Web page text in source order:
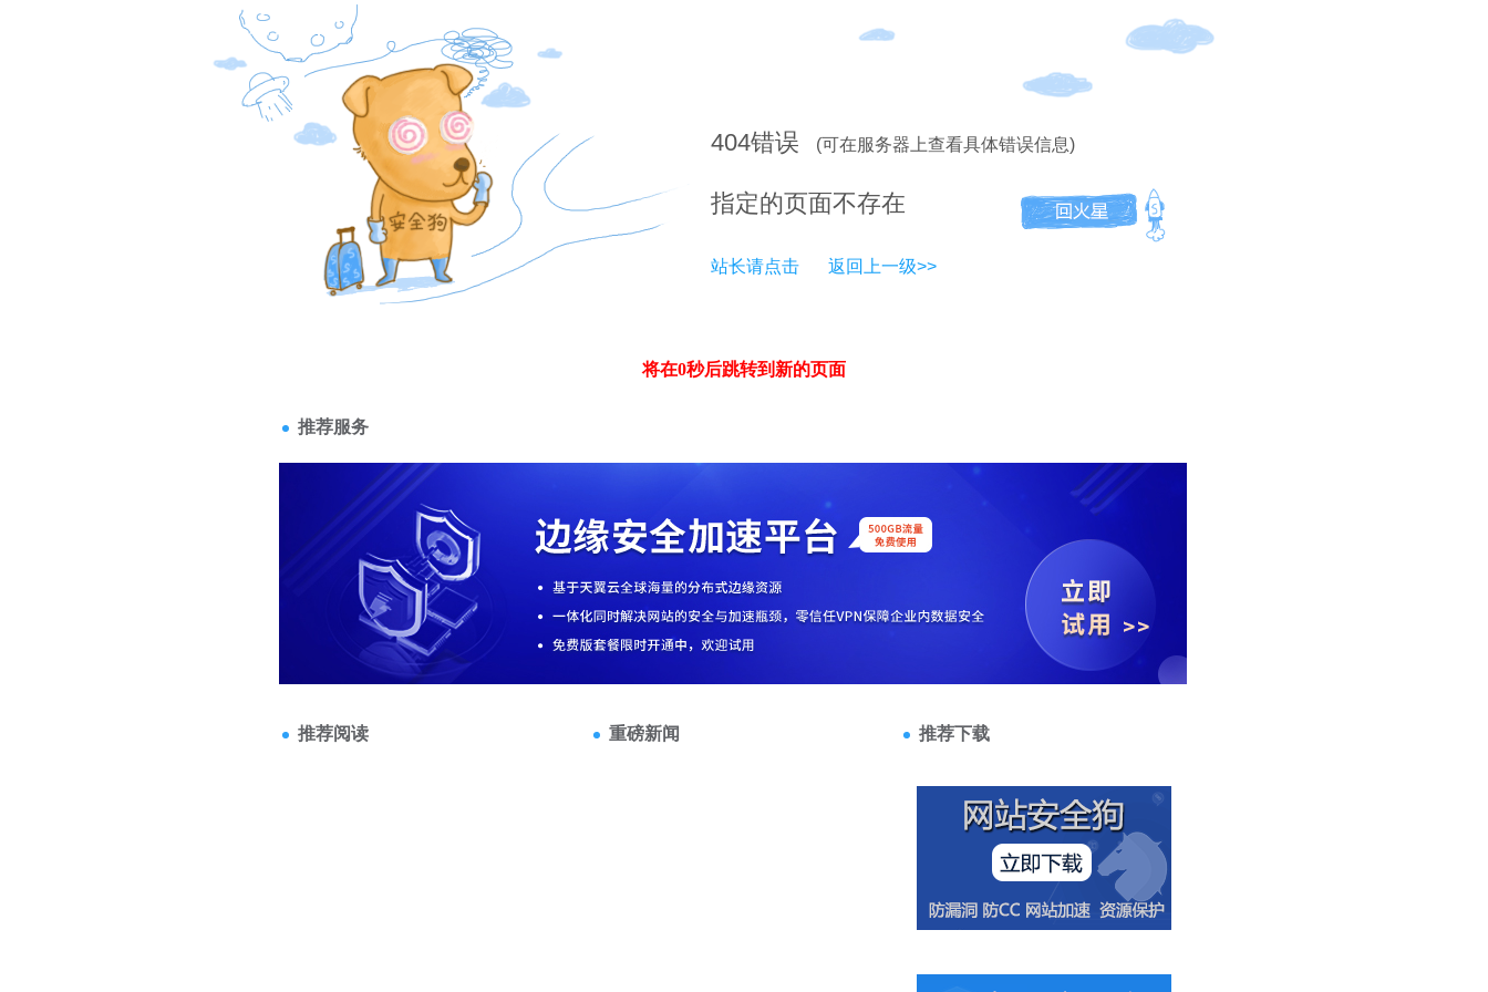
404错误 (可在服务器上查看具体错误信息)
指定的页面不存在
站长请点击 返回上一级>>